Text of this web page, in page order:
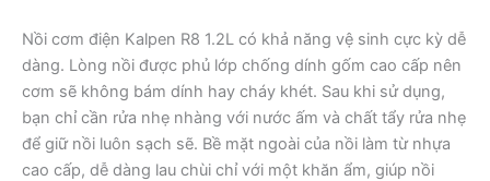
Nồi cơm điện Kalpen R8 1.2L có khả năng vệ sinh cực kỳ dễ
dàng. Lòng nồi được phủ lớp chống dính gốm cao cấp nên
cơm sẽ không bám dính hay cháy khét. Sau khi sử dụng,
bạn chỉ cần rửa nhẹ nhàng với nước ấm và chất tẩy rửa nhẹ
để giữ nồi luôn sạch sẽ. Bề mặt ngoài của nồi làm từ nhựa
cao cấp, dễ dàng lau chùi chỉ với một khăn ẩm, giúp nồi